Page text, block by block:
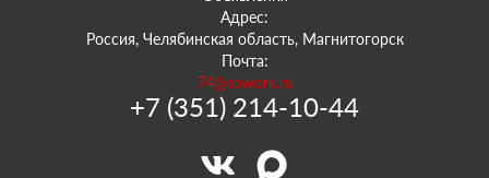
Адрес:
Россия, Челябинская область, Магнитогорск
Почта:
74@sowork.ru
+7 (351) 214-10-44